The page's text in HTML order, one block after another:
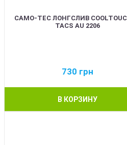
CAMO-TEC ЛОНГСЛИВ
TACS AU 2206
730 грн
В КОРЗИНУ